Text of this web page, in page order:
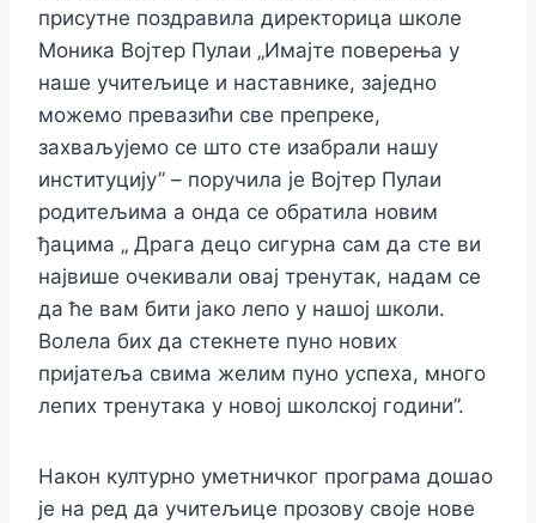
присутне поздравила директорица школе
Моника Војтер Пулаи „Имајте поверења у
наше учитељице и наставнике, заједно
можемо превазићи све препреке,
захваљујемо се што сте изабрали нашу
институцију” – поручила је Војтер Пулаи
родитељима а онда се обратила новим
ђацима „ Драга децо сигурна сам да сте ви
највише очекивали овај тренутак, надам се
да ће вам бити јако лепо у нашој школи.
Волела бих да стекнете пуно нових
пријатеља свима желим пуно успеха, много
лепих тренутака у новој школској години”.
Након културно уметничког програма дошао
је на ред да учитељице прозову своје нове